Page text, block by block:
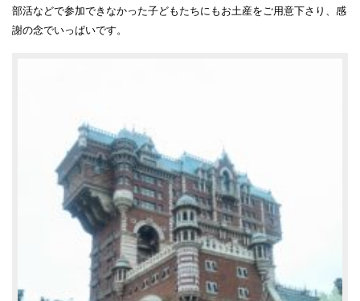
部活などで参加できなかった子どもたちにもお土産をご用意下さり、感
謝の念でいっぱいです。